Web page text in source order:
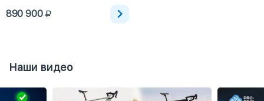
890 900
Наши видео